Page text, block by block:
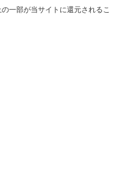
一部が当サイトに還元されるこ